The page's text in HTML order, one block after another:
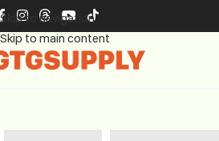
Skip to navigation
Skip to main content